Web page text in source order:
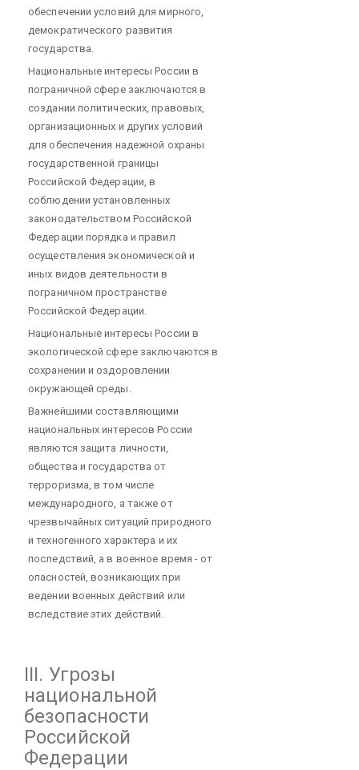
обеспечении условий для мирного,
демократического развития
государства.
Национальные интересы России в
пограничной сфере заключаются в
создании политических, правовых,
организационных и других условий
для обеспечения надежной охраны
государственной границы
Российской Федерации, в
соблюдении установленных
законодательством Российской
Федерации порядка и правил
осуществления экономической и
иных видов деятельности в
пограничном пространстве
Российской Федерации.
Национальные интересы России в
экологической сфере заключаются в
сохранении и оздоровлении
окружающей среды.
Важнейшими составляющими
национальных интересов России
являются защита личности,
общества и государства от
терроризма, в том числе
международного, а также от
чрезвычайных ситуаций природного
и техногенного характера и их
последствий, а в военное время - от
опасностей, возникающих при
ведении военных действий или
вследствие этих действий.
III. Угрозы
национальной
безопасности
Российской
Федерации